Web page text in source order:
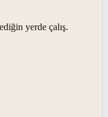
yerde çalış.